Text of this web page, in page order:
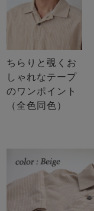
ちらりと覗くお
しゃれなテープ
のワンポイント
（全色同色）